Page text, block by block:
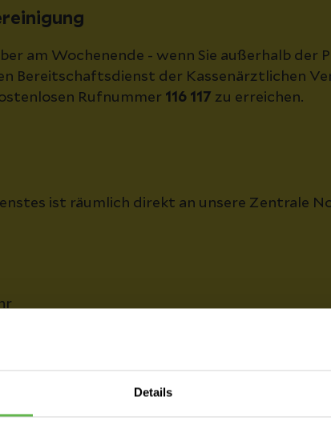
Details
am Wochenende - wenn Sie außerhalb
Bereitschaftsdienst der Kassenärztlichen
Rufnummer 116 117 zu erreichen.
ist räumlich direkt an unsere Zentrale
- 20:00 Uhr